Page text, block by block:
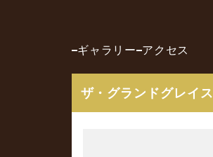
ギャラリー アクセス
ザ・グランドグレイ